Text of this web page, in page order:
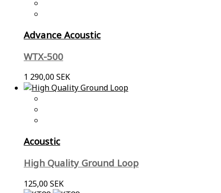
Advance Acoustic
WTX-500
1 290,00 SEK
Acoustic
High Quality Ground Loop
125,00 SEK